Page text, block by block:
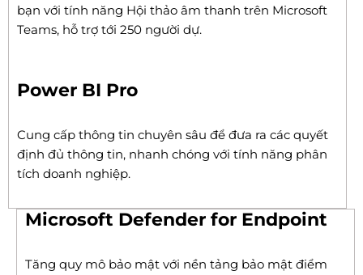
bạn với tính năng Hội thảo âm thanh trên Microsoft
Teams, hỗ trợ tới 250 người dự.
Power BI Pro
Cung cấp thông tin chuyên sâu để đưa ra các quyết
định đủ thông tin, nhanh chóng với tính năng phân
tích doanh nghiệp.
Microsoft Defender for Endpoint
Tăng quy mô bảo mật với nền tảng bảo mật điểm